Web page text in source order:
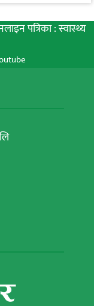
पत्रिका : स्वास्थ्य